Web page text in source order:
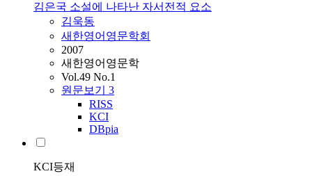
김은국 소설에 나타난 자서전적 요소
김욱동
새한영어영문학회
2007
새한영어영문학
Vol.49 No.1
원문보기 3
RISS
KCI
DBpia
KCI등재